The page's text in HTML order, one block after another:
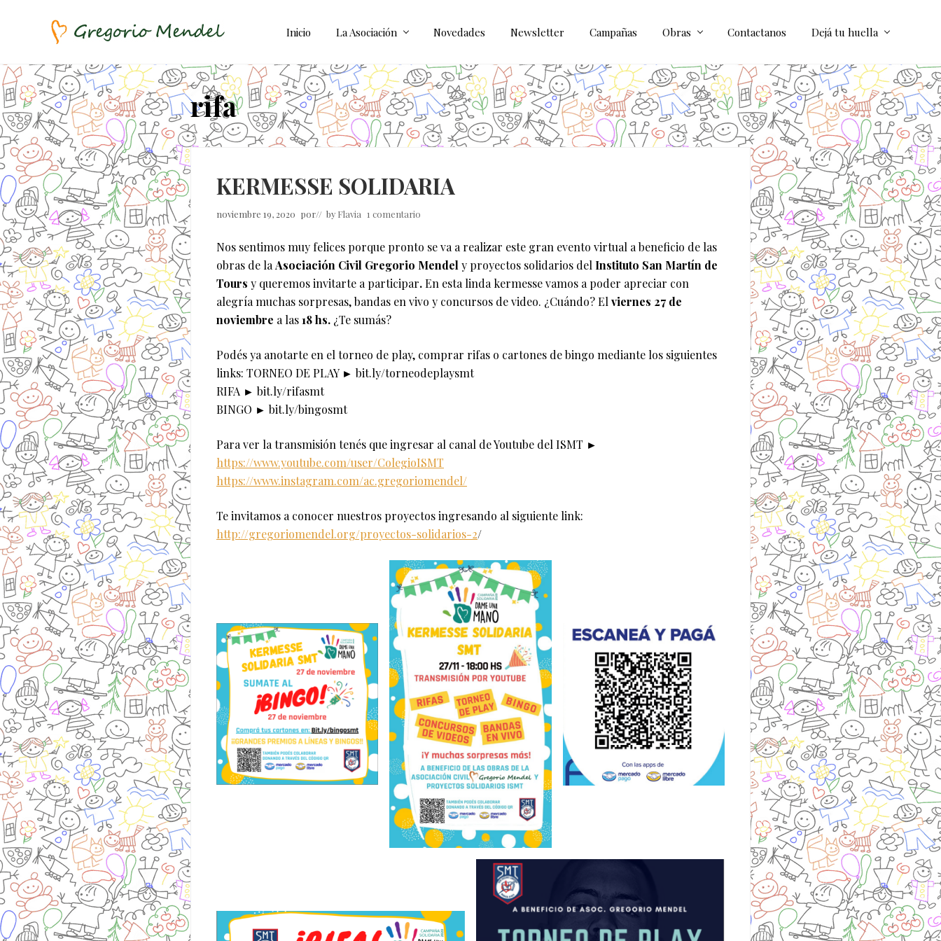
header
navigation
principal
barra
lateral
principal
Asociación
Civil
Inicio La Asociación Novedades Newsletter Campañas Obras Contactanos Dejá tu huella
rifa
KERMESSE SOLIDARIA
noviembre 19, 2020 por// by Flavia 1 comentario
Nos sentimos muy felices porque pronto se va a realizar este gran evento virtual a beneficio de las
obras de la Asociación Civil Gregorio Mendel y proyectos solidarios del Instituto San Martín de
Tours y queremos invitarte a participar.En esta linda kermesse vamos a poder apreciar con
alegría muchas sorpresas, bandas en vivo y concursos de video. ¿Cuándo? El viernes 27 de
noviembre a las18 hs. ¿Te sumás?
Podés ya anotarte en el torneo de play, comprar rifas o cartones de bingo mediante los siguientes
links: TORNEO DE PLAY ► bit.ly/torneodeplaysmt
RIFA ► bit.ly/rifasmt
BINGO ► bit.ly/bingosmt
Para ver la transmisión tenés que ingresar al canal de Youtube del ISMT ►
https://www.youtube.com/user/ColegioISMT
https://www.instagram.com/ac.gregoriomendel/
Te invitamos a conocer nuestros proyectos ingresando al siguiente link:
http://gregoriomendel.org/proyectos-solidarios-2/